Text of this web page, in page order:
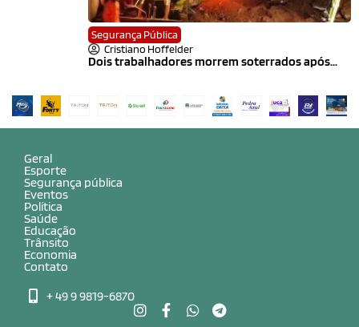
Segurança Pública
Cristiano Hoffelder
Dois trabalhadores morrem soterrados após...
Geral
Esporte
Segurança pública
Eventos
Política
Saúde
Educação
Trânsito
Economia
Contato
+ 49 9 9819-6870